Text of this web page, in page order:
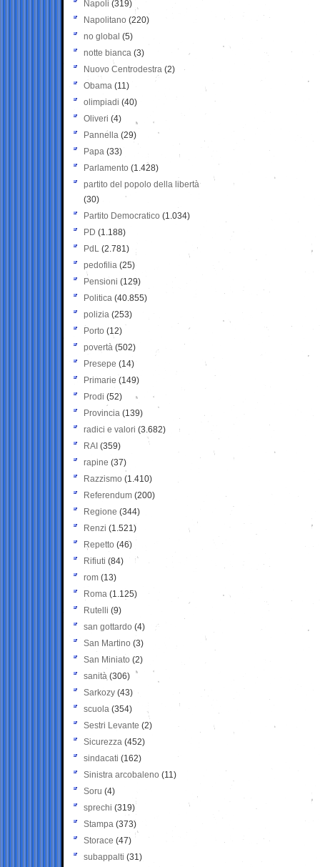
Napoli (319)
Napolitano (220)
no global (5)
notte bianca (3)
Nuovo Centrodestra (2)
Obama (11)
olimpiadi (40)
Oliveri (4)
Pannella (29)
Papa (33)
Parlamento (1.428)
partito del popolo della libertà
(30)
Partito Democratico (1.034)
PD (1.188)
PdL (2.781)
pedofilia (25)
Pensioni (129)
Politica (40.855)
polizia (253)
Porto (12)
povertà (502)
Presepe (14)
Primarie (149)
Prodi (52)
Provincia (139)
radici e valori (3.682)
RAI (359)
rapine (37)
Razzismo (1.410)
Referendum (200)
Regione (344)
Renzi (1.521)
Repetto (46)
Rifiuti (84)
rom (13)
Roma (1.125)
Rutelli (9)
san gottardo (4)
San Martino (3)
San Miniato (2)
sanità (306)
Sarkozy (43)
scuola (354)
Sestri Levante (2)
Sicurezza (452)
sindacati (162)
Sinistra arcobaleno (11)
Soru (4)
sprechi (319)
Stampa (373)
Storace (47)
subappalti (31)